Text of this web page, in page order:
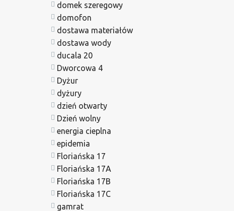
domek szeregowy
domofon
dostawa materiałów
dostawa wody
ducala 20
Dworcowa 4
Dyżur
dyżury
dzień otwarty
Dzień wolny
energia cieplna
epidemia
Floriańska 17
Floriańska 17A
Floriańska 17B
Floriańska 17C
gamrat